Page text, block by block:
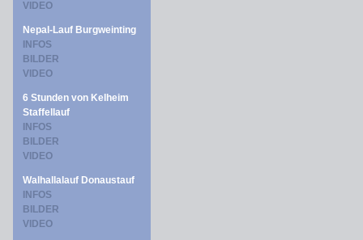
VIDEO
Nepal-Lauf Burgweinting
INFOS
BILDER
VIDEO
6 Stunden von Kelheim
Staffellauf
INFOS
BILDER
VIDEO
Walhallalauf Donaustauf
INFOS
BILDER
VIDEO